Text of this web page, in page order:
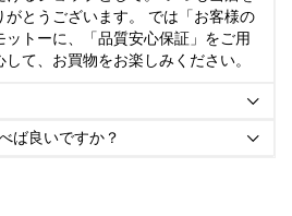
がとうございます。 では「お客様の
トーに、「品質安心保証」をご用
て、お買物をお楽しみください。

ば良いですか？ 